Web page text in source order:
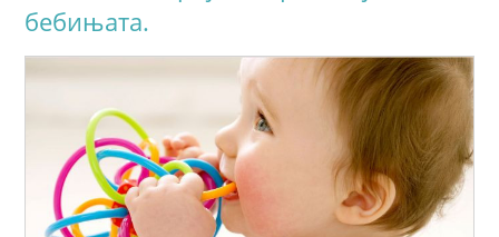
бебињата.